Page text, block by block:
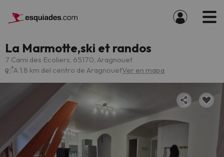
La Marmotte,ski et randos
7 Cami des Ecoliers, 65170, Aragnouet
A 1.8 km del centro de AragnouetVer en mapa